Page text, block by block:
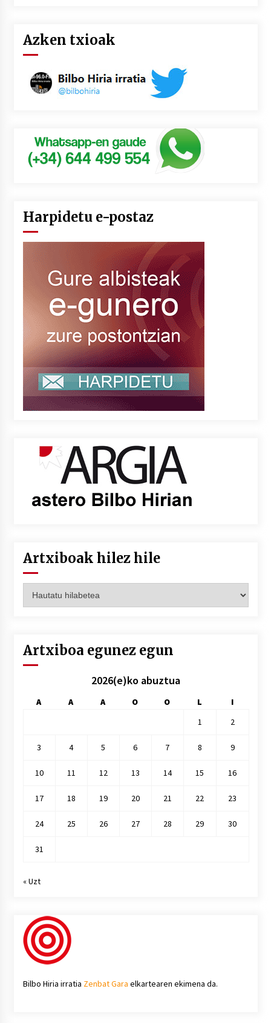
Azken txioak
Harpidetu e-postaz
Artxiboak hilez hile
hilez
Artxiboa egunez egun
2026(e)ko abuztua
A A A O O L
I
1
2
3 4 5 6 7 8 9
10 11 12 13 14 15 16
17 18 19 20 21 22 23
24 25 26 27 28 29 30
31
« Uzt
Bilbo Hiria irratia Zenbat Gara elkartearen ekimena da.